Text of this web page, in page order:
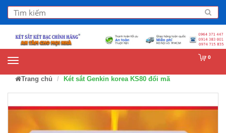
0
Trang chủ Két sắt Genkin korea KS80 đổi mã